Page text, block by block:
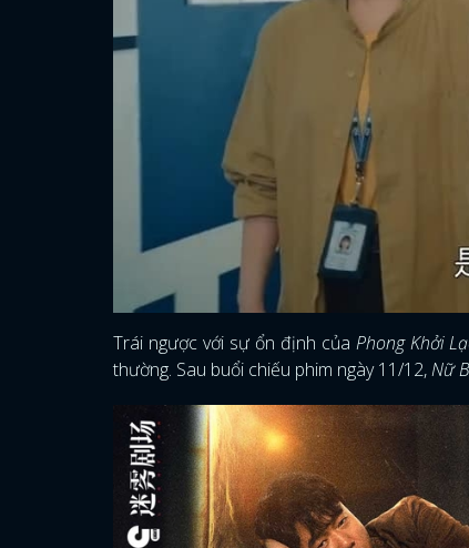
Trái ngược với sự ổn định của Phong Khởi
thường. Sau buổi chiếu phim ngày 11/12,Nữ